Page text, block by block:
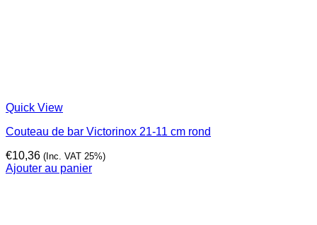
Quick View
Couteau de bar Victorinox 21-11 cm rond
€10,36 (Inc. VAT 25%)
Ajouter au panier